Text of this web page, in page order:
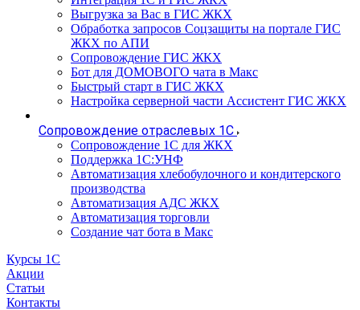
Выгрузка за Вас в ГИС ЖКХ
Обработка запросов Соцзащиты на портале ГИС
ЖКХ по АПИ
Сопровождение ГИС ЖКХ
Бот для ДОМОВОГО чата в Макс
Быстрый старт в ГИС ЖКХ
Настройка серверной части Ассистент ГИС ЖКХ
Сопровождение отраслевых 1С
Сопровождение 1С для ЖКХ
Поддержка 1С:УНФ
Автоматизация хлебобулочного и кондитерского
производства
Автоматизация АДС ЖКХ
Автоматизация торговли
Создание чат бота в Макс
Курсы 1С
Акции
Статьи
Контакты